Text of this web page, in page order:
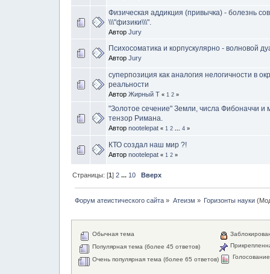
Физическая аддикция (привычка) - болезнь
\\\"физики\\\".
Автор Jury
Психосоматика и корпускулярно - волновой
Автор Jury
суперпозиция как аналогия нелогичности в
реальности
Автор Жирный Т « 1 2 »
"Золотое сечение" Земли, числа Фибоначчи и
тензор Римана.
Автор nootelepat « 1 2 4 »
КТО создал наш мир ?!
Автор nootelepat « 1 2 »
Страницы: [1]2 ... 10 Вверх
Форум атеистического сайта » Атеизм » Горизонты науки
Обычная тема
Популярная тема (более 45 ответов)
Очень популярная тема (более 65 ответов)
Голосование